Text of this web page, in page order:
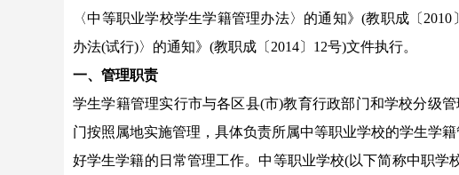
〈中等职业学校学生学籍管理办法〉的通知》(教职成〔
办法(试行)〉的通知》(教职成〔2014〕12号)文件执行。
一、管理职责
学生学籍管理实行市与各区县(市)教育行政部门和学校分级
门按照属地实施管理，具体负责所属中等职业学校的学生学
好学生学籍的日常管理工作。中等职业学校(以下简称中职